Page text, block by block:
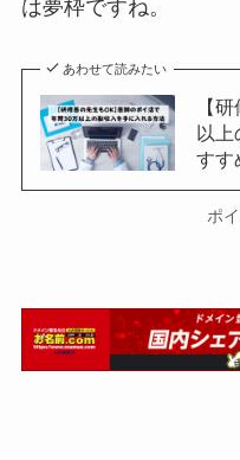
は夢枠ですね。
あわせて読みたい
【
以上
すす
ポ